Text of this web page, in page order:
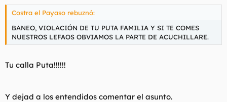
Costra el Payaso rebuznó:
BANEO, VIOLACIÓN DE TU PUTA FAMILIA Y SI TE COMES
NUESTROS LEFAOS OBVIAMOS LA PARTE DE ACUCHILLARE.
Tu calla Puta!!!!!!
Y dejad a los entendidos comentar el asunto.